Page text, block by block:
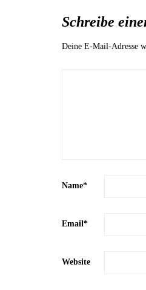
Schreibe
Deine E-Mail-Adresse
Name*
Email*
Website